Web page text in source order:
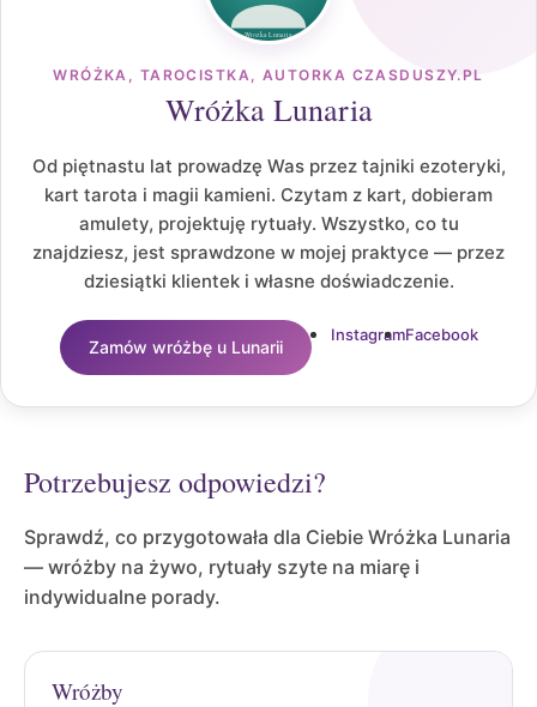
WRÓŻKA, TAROCISTKA, AUTORKA CZASDUSZY.PL
Wróżka Lunaria
Od piętnastu lat prowadzę Was przez tajniki ezoteryki,
kart tarota i magii kamieni. Czytam z kart, dobieram
amulety, projektuję rytuały. Wszystko, co tu
znajdziesz, jest sprawdzone w mojej praktyce — przez
dziesiątki klientek i własne doświadczenie.
Zamów wróżbę u Lunarii
InstagramFacebook
Potrzebujesz odpowiedzi?
Sprawdź, co przygotowała dla Ciebie Wróżka Lunaria
— wróżby na żywo, rytuały szyte na miarę i
indywidualne porady.
Wróżby